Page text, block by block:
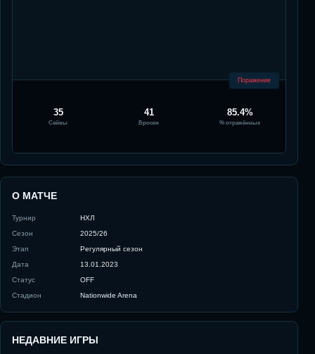
Поражение
35
Сейвы
41
Броски
85.4%
% отражённых
О МАТЧЕ
Турнир
НХЛ
Сезон
2025/26
Этап
Регулярный сезон
Дата
13.01.2023
Статус
OFF
Стадион
Nationwide Arena
НЕДАВНИЕ ИГРЫ